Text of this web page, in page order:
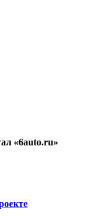
«6auto.ru»